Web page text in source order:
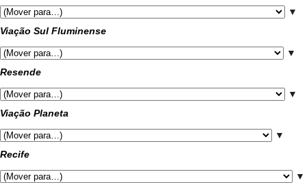
▼
Viação Sul Fluminense
▼
Resende
▼
Viação Planeta
▼
Recife
▼